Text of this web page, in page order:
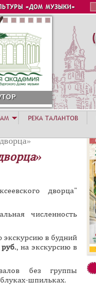
«ДОМ МУЗЫКИ»
дворца"
численность
экскурсию в будний
, на экскурсию в
без группы
шпильках.
РЕКА ТАЛАНТОВ